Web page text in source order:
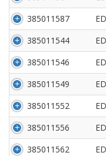
385011587
385011544
385011546
385011549
385011552
385011556
385011562